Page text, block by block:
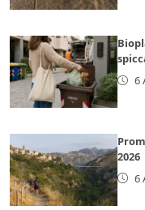
6
2026
6